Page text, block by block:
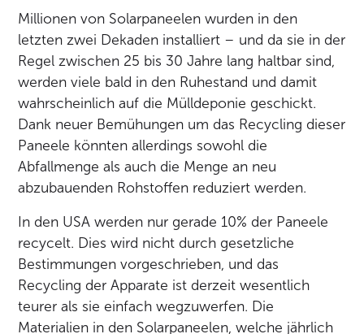
Millionen von Solarpaneelen wurden in den
letzten zwei Dekaden installiert – und da sie in der
Regel zwischen 25 bis 30 Jahre lang haltbar sind,
werden viele bald in den Ruhestand und damit
wahrscheinlich auf die Mülldeponie geschickt.
Dank neuer Bemühungen um das Recycling dieser
Paneele könnten allerdings sowohl die
Abfallmenge als auch die Menge an neu
abzubauenden Rohstoffen reduziert werden.
In den USA werden nur gerade 10% der Paneele
recycelt. Dies wird nicht durch gesetzliche
Bestimmungen vorgeschrieben, und das
Recycling der Apparate ist derzeit wesentlich
teurer als sie einfach wegzuwerfen. Die
Materialien in den Solarpaneelen, welche jährlich